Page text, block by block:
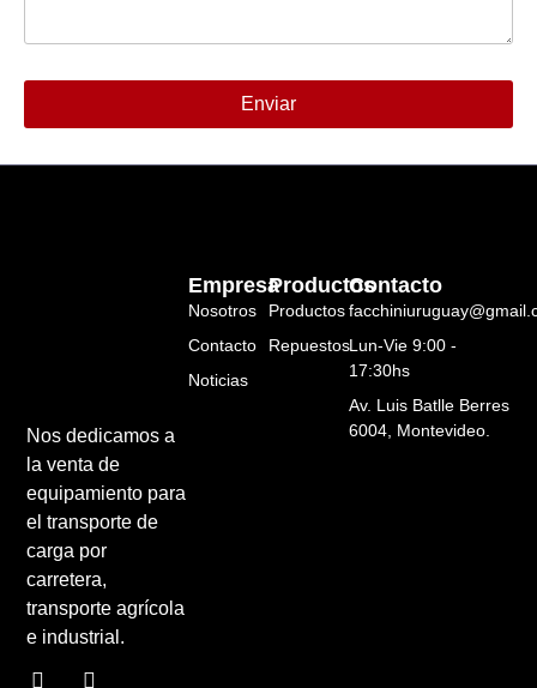
Enviar
Nos dedicamos a
la venta de
equipamiento para
el transporte de
carga por
carretera,
transporte agrícola
e industrial.
Productos
Productos
Repuestos
Empresa
Nosotros
Contacto
Noticias
Contacto
Lun-Vie 9:00 -
17:30hs
Av. Luis Batlle Berres
6004, Montevideo.